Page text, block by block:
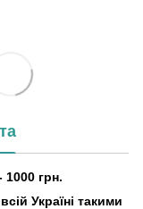
1000 грн.
Україні такими